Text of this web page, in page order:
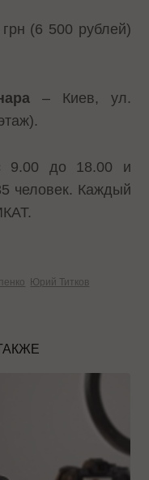
(6 500 рублей)
– Киев, ул.
9.00 до 18.00 и
человек. Каждый
Юрий Титков